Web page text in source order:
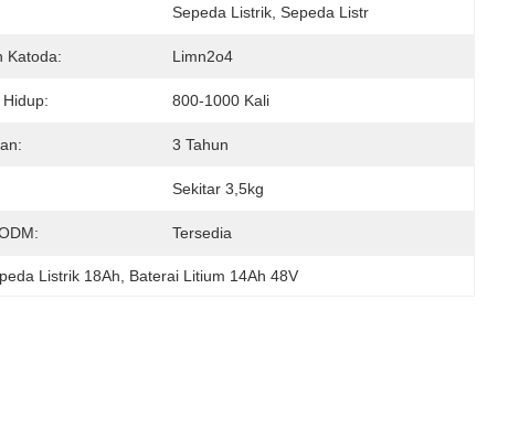
Sepeda Listrik, Sepeda Listr
Katoda: Limn2o4
800-1000 Kali
3 Tahun
Sekitar 3,5kg
Tersedia
Listrik 18Ah Baterai Litium 14Ah 48V